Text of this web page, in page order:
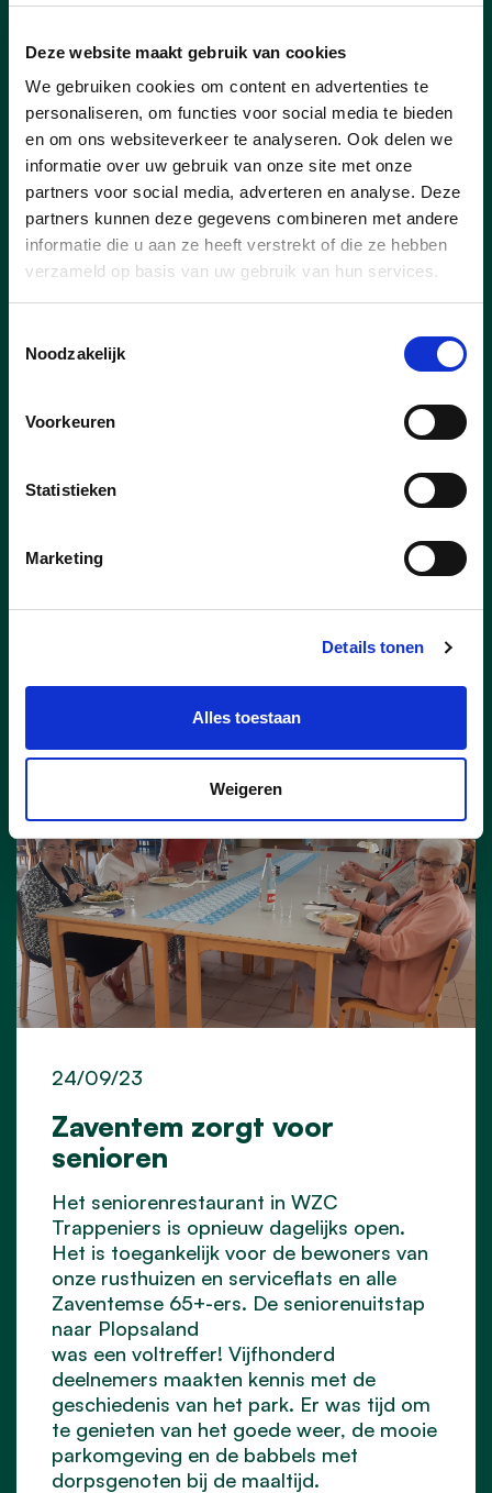
Deze website maakt gebruik van cookies
We gebruiken cookies om content en advertenties te
personaliseren, om functies voor social media te bieden
en om ons websiteverkeer te analyseren. Ook delen we
informatie over uw gebruik van onze site met onze
partners voor social media, adverteren en analyse. Deze
partners kunnen deze gegevens combineren met andere
informatie die u aan ze heeft verstrekt of die ze hebben
verzameld op basis van uw gebruik van hun services.
Noodzakelijk
Voorkeuren
Statistieken
Marketing
Details tonen
Alles toestaan
Weigeren
Zaventem beschermt open
ruimte
25/09/23
Gemeente beschermt gebied van bijna
Zaventem zorgt voor
senioren
24/09/23
Het seniorenrestaurant in WZC
Trappeniers is opnieuw dagelijks open.
Het is toegankelijk voor de bewoners van
onze rusthuizen en serviceflats en alle
Zaventemse 65+-ers. De seniorenuitstap
naar Plopsaland
was een voltreffer! Vijfhonderd
deelnemers maakten kennis met de
geschiedenis van het park. Er was tijd om
te genieten van het goede weer, de mooie
parkomgeving en de babbels met
dorpsgenoten bij de maaltijd.